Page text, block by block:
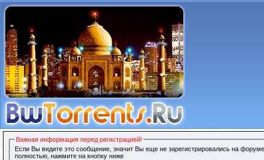
Важная информация перед регистрацией!
Если Вы видите это сообщение, значит Вы еще не зарегистрировались на
полностью, нажмите на кнопку ниже